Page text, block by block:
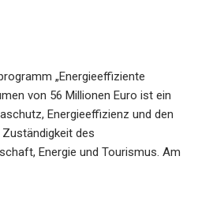
„Energieeffiziente
von 56 Millionen Euro ist ein
Energieeffizienz und den
des
Energie und Tourismus. Am